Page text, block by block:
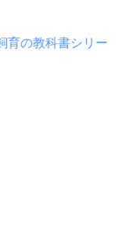
育の教科書シリー